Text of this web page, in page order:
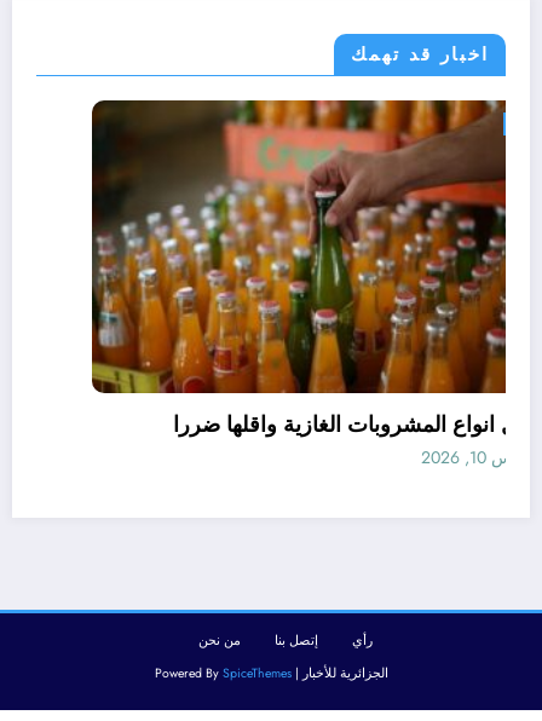
اخبار قد تهمك
مجتمع
افضل انواع المشروبات الغازية واقلها ضررا
أغسطس 10, 2026
رأي إتصل بنا
من نحن
الجزائرية للأخبار | Powered BySpiceThemes